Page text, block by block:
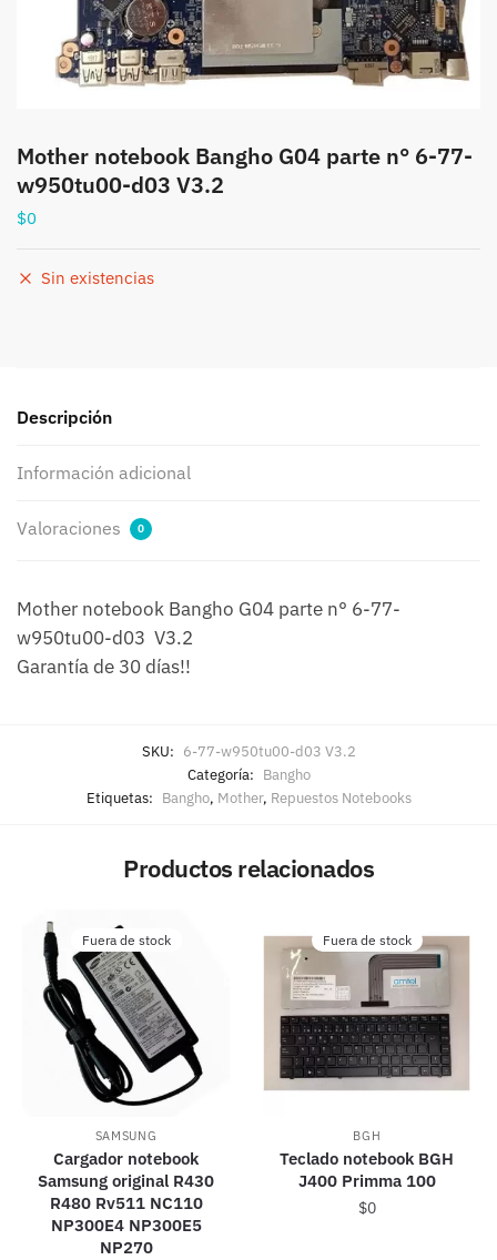
Mother notebook Bangho G04 parte n° 6-77-
w950tu00-d03 V3.2
$0
Sin existencias
Descripción
Información adicional
Valoraciones 0
Mother notebook Bangho G04 parte n° 6-77-
w950tu00-d03 V3.2
Garantía de 30 días!!
SKU: 6-77-w950tu00-d03 V3.2
Categoría: Bangho
Etiquetas: Bangho, Mother, Repuestos Notebooks
Productos relacionados
Fuera de stock
SAMSUNG
Cargador notebook
Samsung original R430
R480 Rv511 NC110
NP300E4 NP300E5
NP270
Fuera de stock
BGH
Teclado notebook BGH
J400 Primma 100
$0